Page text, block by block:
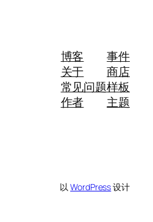
博客
关于
常见问题
作者
事件
商店
样板
主题
以WordPress设计